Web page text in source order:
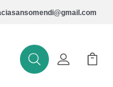
BuscarMi Cuenta
Mi